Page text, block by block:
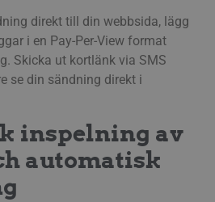
direkt till din webbsida, lägg
i en Pay-Per-View format
Skicka ut kortlänk via SMS
se din sändning direkt i
inspelning av
automatisk